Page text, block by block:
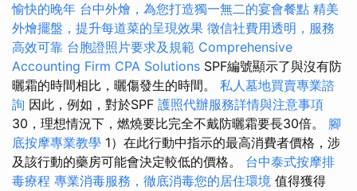
愉快的晚年 台中外燴，為您打造獨一無二的宴會餐點 精美
外燴擺盤，提升每道菜的呈現效果 徵信社費用透明，服務
高效可靠 台胞證照片要求及規範 Comprehensive
Accounting Firm CPA Solutions SPF編號顯示了與沒有防
曬霜的時間相比，曬傷發生的時間。 私人墓地買賣專業諮
詢 因此，例如，對於SPF 護照代辦服務詳情與注意事項
30，理想情況下，燃燒要比完全不戴防曬霜要長30倍。 腳
底按摩專業教學 1）在此行動中指示的最高消費者價格，涉
及該行動的藥房可能會決定較低的價格。 台中泰式按摩排
毒療程 專業消毒服務，徹底消毒您的居住環境 值得獲得